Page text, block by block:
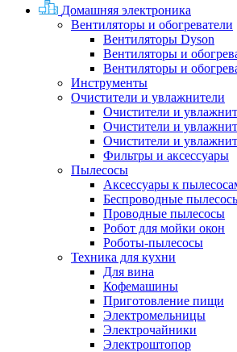
Домашняя электроника
Вентиляторы и обогреватели
Вентиляторы Dyson
Вентиляторы и
Вентиляторы и
Инструменты
Очистители и увлажнители
Очистители и
Очистители и
Очистители и
Фильтры и аксессуары
Пылесосы
Аксессуары к
Беспроводные
Проводные пылесосы
Робот для мойки окон
Роботы-пылесосы
Техника для кухни
Для вина
Кофемашины
Приготовление пищи
Электромельницы
Электрочайники
Электроштопор